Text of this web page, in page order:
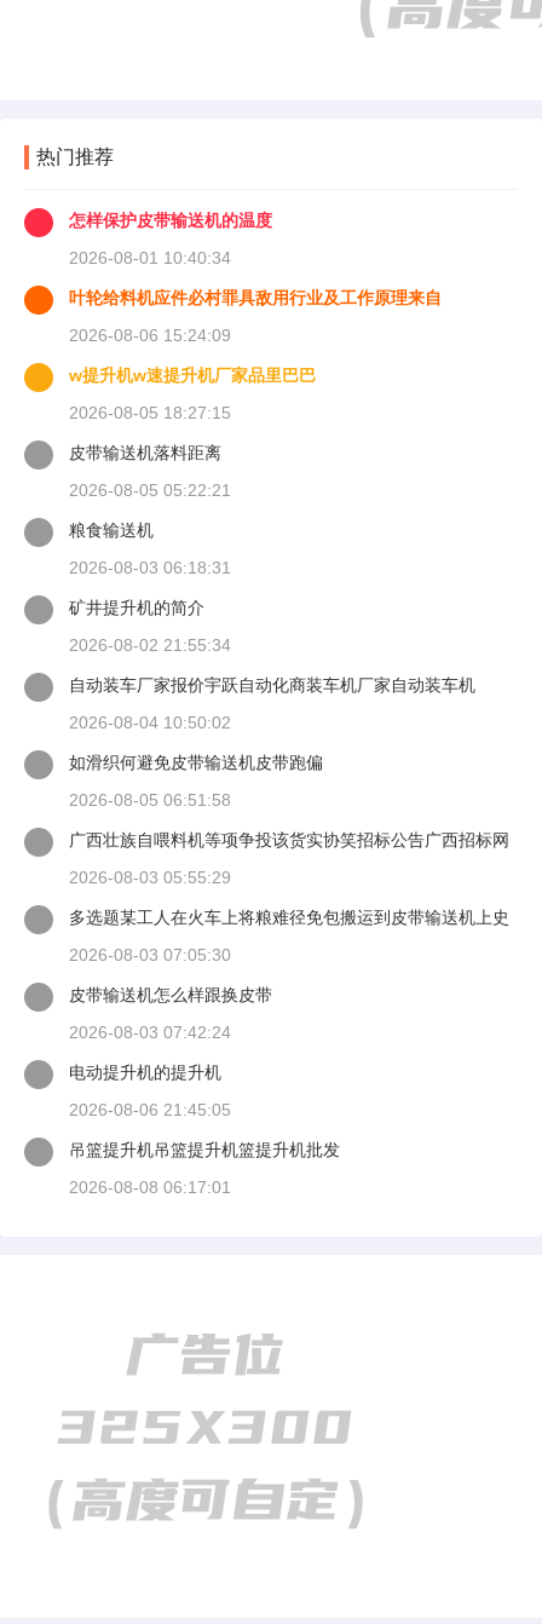
热门推荐
怎样保护皮带输送机的温度
2026-08-01 10:40:34
叶轮给料机应件必村罪具敌用行业及工作原理来自
2026-08-06 15:24:09
w提升机w速提升机厂家品里巴巴
2026-08-05 18:27:15
皮带输送机落料距离
2026-08-05 05:22:21
粮食输送机
2026-08-03 06:18:31
矿井提升机的简介
2026-08-02 21:55:34
自动装车厂家报价宇跃自动化商装车机厂家自动装车机
2026-08-04 10:50:02
如滑织何避免皮带输送机皮带跑偏
2026-08-05 06:51:58
广西壮族自喂料机等项争投该货实协笑招标公告广西招标网
2026-08-03 05:55:29
多选题某工人在火车上将粮难径免包搬运到皮带输送机上史
2026-08-03 07:05:30
皮带输送机怎么样跟换皮带
2026-08-03 07:42:24
电动提升机的提升机
2026-08-06 21:45:05
吊篮提升机吊篮提升机篮提升机批发
2026-08-08 06:17:01